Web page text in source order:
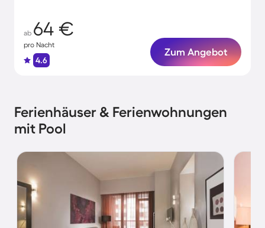
ab 64 €
pro Nacht
4.6
Zum Angebot
Ferienhäuser & Ferienwohnungen
mit Pool